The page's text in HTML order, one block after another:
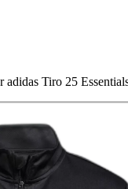
adidas Tiro 25